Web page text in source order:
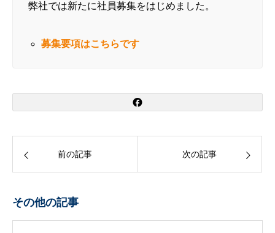
弊社では新たに社員募集をはじめました。
募集要項はこちらです
前の記事 次の記事
その他の記事